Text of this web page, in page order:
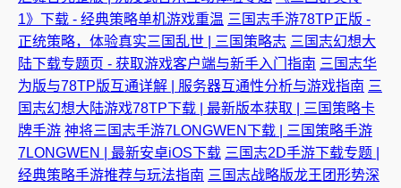
1》下载 - 经典策略单机游戏重温 三国志手游78TP正版 -
正统策略，体验真实三国乱世 | 三国策略志 三国志幻想大
陆下载专题页 - 获取游戏客户端与新手入门指南 三国志华
为版与78TP版互通详解 | 服务器互通性分析与游戏指南 三
国志幻想大陆游戏78TP下载 | 最新版本获取 | 三国策略卡
牌手游 神将三国志手游7LONGWEN下载 | 三国策略手游
7LONGWEN | 最新安卓iOS下载 三国志2D手游下载专题 |
经典策略手游推荐与玩法指南 三国志战略版龙王团形势深